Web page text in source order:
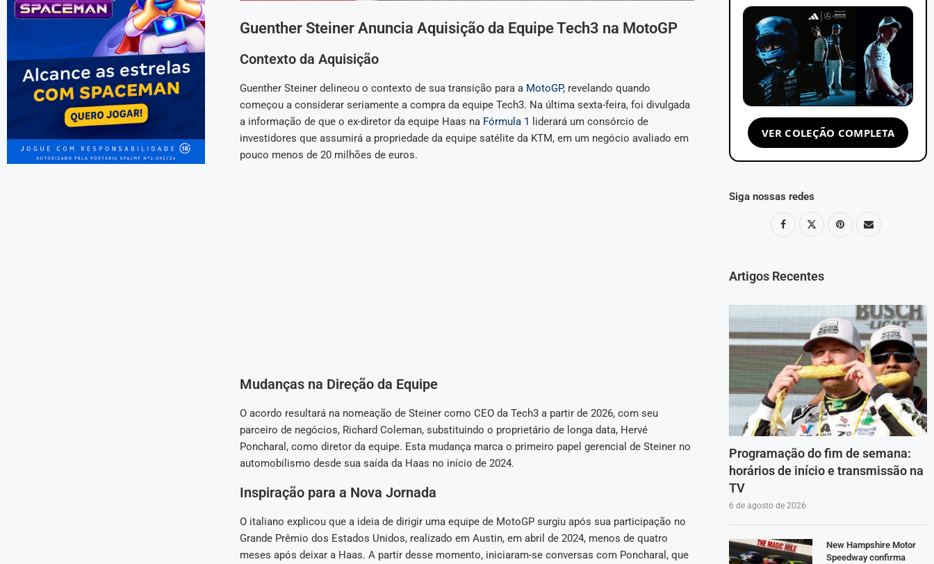
Guenther Steiner Anuncia Aquisição da Equipe Tech3 na MotoGP
Contexto da Aquisição
Guenther Steiner delineou o contexto de sua transição para a MotoGP, revelando quando
começou a considerar seriamente a compra da equipe Tech3. Na última sexta-feira, foi divulgada
a informação de que o ex-diretor da equipe Haas na Fórmula 1 liderará um consórcio de
investidores que assumirá a propriedade da equipe satélite da KTM, em um negócio avaliado em
pouco menos de 20 milhões de euros.
Mudanças na Direção da Equipe
O acordo resultará na nomeação de Steiner como CEO da Tech3 a partir de 2026, com seu
parceiro de negócios, Richard Coleman, substituindo o proprietário de longa data, Hervé
Poncharal, como diretor da equipe. Esta mudança marca o primeiro papel gerencial de Steiner no
automobilismo desde sua saída da Haas no início de 2024.
Inspiração para a Nova Jornada
O italiano explicou que a ideia de dirigir uma equipe de MotoGP surgiu após sua participação no
Grande Prêmio dos Estados Unidos, realizado em Austin, em abril de 2024, menos de quatro
meses após deixar a Haas. A partir desse momento, iniciaram-se conversas com Poncharal, que
VER COLEÇÃO COMPLETA
Siga nossas redes
Artigos Recentes
Programação do fim de semana:
horários de início e transmissão na
TV
6 de agosto de 2026
New Hampshire Motor
Speedway confirma